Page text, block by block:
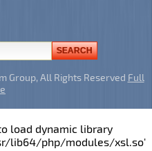
Group, All Rights Reserved Full
load dynamic library
lib64/php/modules/xsl.so'